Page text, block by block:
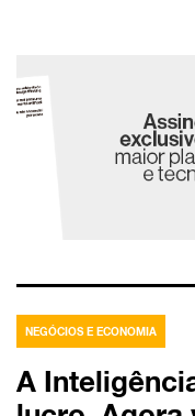
NEGÓCIOS E ECONOMIA
A